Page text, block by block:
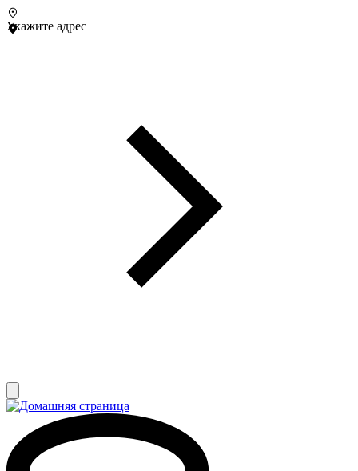
Укажите адрес